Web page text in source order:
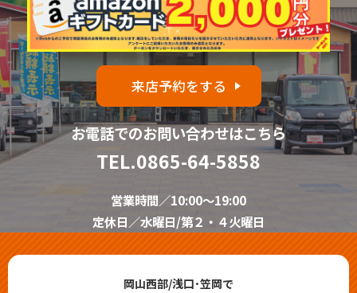
来店予約をする
お電話でのお問い合わせはこちら
TEL.0865-64-5858
営業時間／10:00～19:00
定休日／水曜日/第２・４火曜日
岡山西部/浅口･笠岡で